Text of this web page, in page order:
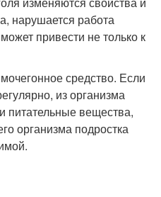
нарушается работа
привести не только к
средство. Если
из организма
вещества,
организма подростка